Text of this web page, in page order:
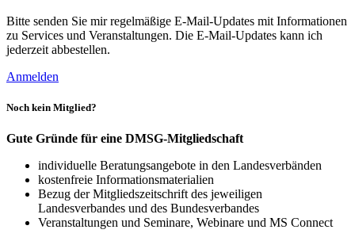
Bitte senden Sie mir regelmäßige E-Mail-Updates mit Informationen
zu Services und Veranstaltungen. Die E-Mail-Updates kann ich
jederzeit abbestellen.
Anmelden
Noch kein Mitglied?
Gute Gründe für eine DMSG-Mitgliedschaft
individuelle Beratungsangebote in den Landesverbänden
kostenfreie Informationsmaterialien
Bezug der Mitgliedszeitschrift des jeweiligen
Landesverbandes und des Bundesverbandes
Veranstaltungen und Seminare, Webinare und MS Connect